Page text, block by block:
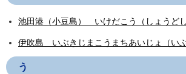
池田港（小豆島） いけだこう（しょうどし
伊吹島 いぶきじまこうまちあいじょ（いぶ
う